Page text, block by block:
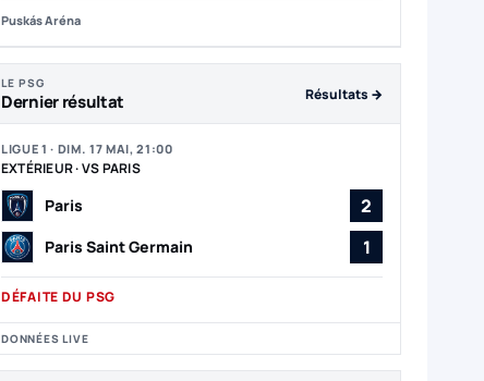
Puskás Aréna
LE PSG
Dernier résultat Résultats →
LIGUE 1 · DIM. 17 MAI, 21:00
EXTÉRIEUR · VS PARIS
Paris 2
Paris Saint Germain 1
DÉFAITE DU PSG
DONNÉES LIVE